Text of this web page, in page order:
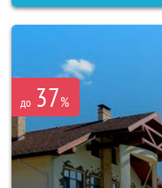
до 37%